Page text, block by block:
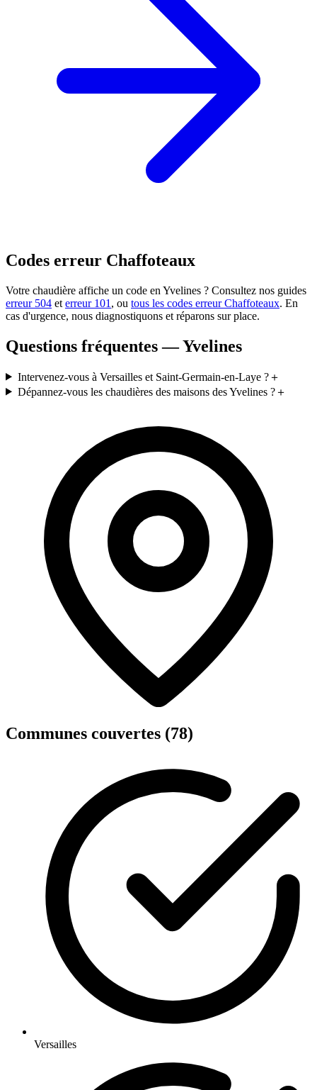
Codes erreur Chaffoteaux
Votre chaudière affiche un code en Yvelines ? Consultez nos guides
erreur 504 et erreur 101 , ou tous les codes erreur Chaffoteaux. En
cas d'urgence, nous diagnostiquons et réparons sur place.
Questions fréquentes — Yvelines
Intervenez-vous à Versailles et Saint-Germain-en-Laye ?＋
Dépannez-vous les chaudières des maisons des Yvelines ?＋
Communes couvertes (78)
Versailles